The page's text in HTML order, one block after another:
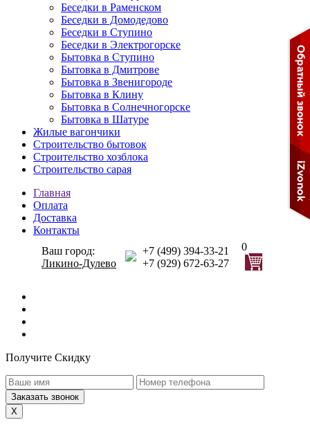
Беседки в Раменском
Беседки в Домодедово
Беседки в Ступино
Беседки в Электрогорске
Бытовка в Ступино
Бытовка в Дмитрове
Бытовка в Звенигороде
Бытовка в Клину
Бытовка в Солнечногорске
Бытовка в Шатуре
Жилые вагончики
Строительство бытовок
Строительство хозблока
Строительство сарая
Главная
Оплата
Доставка
Контакты
Ваш город:
Ликино-Дулево
+7 (499) 394-33-21
+7 (929) 672-63-27
0
Получите Скидку
X